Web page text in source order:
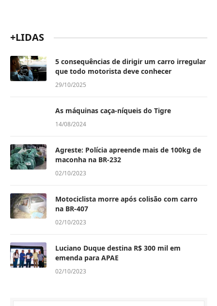
+LIDAS
5 consequências de dirigir um carro irregular
que todo motorista deve conhecer
29/10/2025
As máquinas caça-níqueis do Tigre
14/08/2024
Agreste: Polícia apreende mais de 100kg de
maconha na BR-232
02/10/2023
Motociclista morre após colisão com carro
na BR-407
02/10/2023
Luciano Duque destina R$ 300 mil em
emenda para APAE
02/10/2023